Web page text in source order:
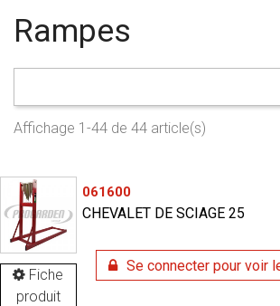
Rampes
Affichage 1-44 de 44 article(s)
Fiche
produit
061600
CHEVALET DE SCIAGE 25
Se connecter pour voir